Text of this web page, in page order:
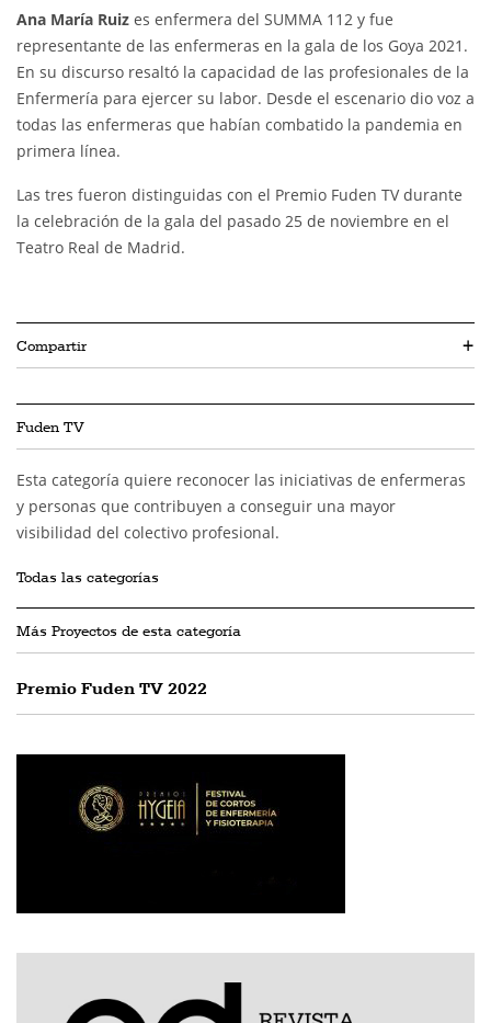
Ana María Ruiz es enfermera del SUMMA 112 y fue
representante de las enfermeras en la gala de los Goya 2021.
En su discurso resaltó la capacidad de las profesionales de la
Enfermería para ejercer su labor. Desde el escenario dio voz a
todas las enfermeras que habían combatido la pandemia en
primera línea.
Las tres fueron distinguidas con el Premio Fuden TV durante
la celebración de la gala del pasado 25 de noviembre en el
Teatro Real de Madrid.
Compartir +
Fuden TV
Esta categoría quiere reconocer las iniciativas de enfermeras
y personas que contribuyen a conseguir una mayor
visibilidad del colectivo profesional.
Todas las categorías
Más Proyectos de esta categoría
Premio Fuden TV 2022